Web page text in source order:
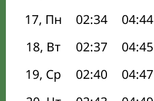
17, Пн
02:34 04:44
18, Вт
02:37 04:45
19, Ср
02:40 04:47